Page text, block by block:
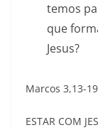
temos
que
Jesus?
Marcos 3,13-19
ESTAR COM